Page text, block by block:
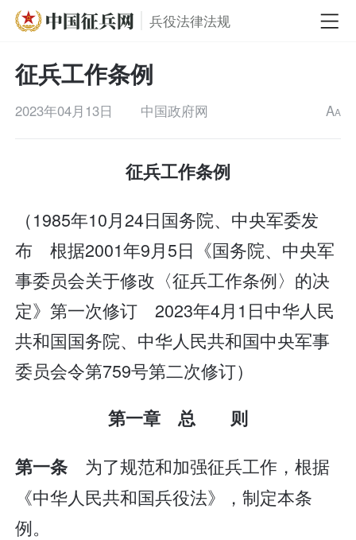
兵役法律法规
征兵工作条例
2023年04月13日 中国政府网 AA
征兵工作条例
（1985年10月24日国务院、中央军委发
布 根据2001年9月5日《国务院、中央军
事委员会关于修改〈征兵工作条例〉的决
定》第一次修订 2023年4月1日中华人民
共和国国务院、中华人民共和国中央军事
委员会令第759号第二次修订）
第一章 总 则
第一条 为了规范和加强征兵工作，根据
《中华人民共和国兵役法》，制定本条
例。